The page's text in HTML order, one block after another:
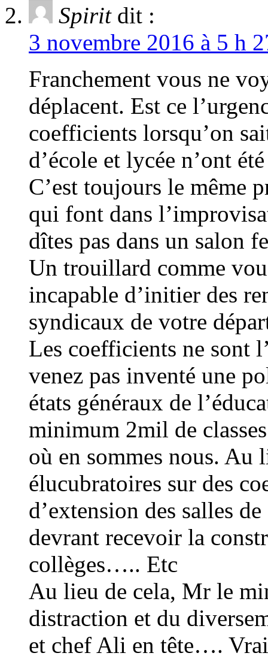
Spirit dit :
3 novembre 2016 à 5 h
Franchement vous ne
déplacent. Est ce
coefficients lorsqu’on
d’école et lycée n’ont
C’est toujours le même
qui font dans
dîtes pas dans un salon
Un trouillard comme
incapable d’initier des
syndicaux de votre
Les coefficients ne sont
venez pas inventé une
états généraux de
minimum 2mil de
où en sommes nous. Au
élucubratoires sur des
d’extension des salles
devrant recevoir la
collèges….. Etc
Au lieu de cela, Mr le
distraction et du
et chef Ali en tête….